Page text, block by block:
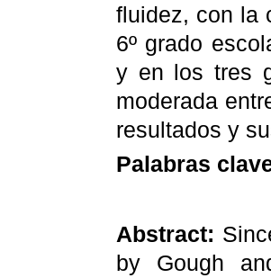
fluidez, con la
6º grado
y en los tres
moderada
resultados y
Palabras
Abstract:
by Gough